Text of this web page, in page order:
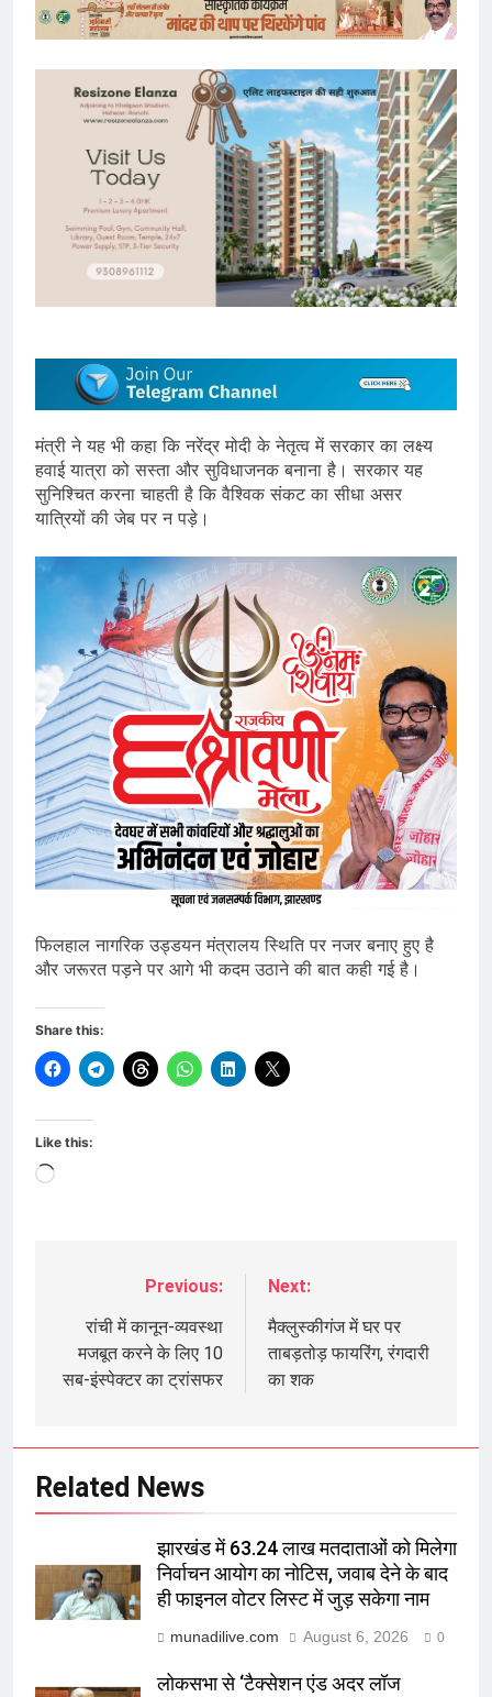
मंत्री ने यह भी कहा कि नरेंद्र मोदी के नेतृत्व में सरकार का लक्ष्य
हवाई यात्रा को सस्ता और सुविधाजनक बनाना है। सरकार यह
सुनिश्चित करना चाहती है कि वैश्विक संकट का सीधा असर
यात्रियों की जेब पर न पड़े।
फिलहाल नागरिक उड्डयन मंत्रालय स्थिति पर नजर बनाए हुए है
और जरूरत पड़ने पर आगे भी कदम उठाने की बात कही गई है।
Share this:
Like this:
Loading…
navigation
Previous:
रांची में कानून-व्यवस्था
मजबूत करने के लिए 10
सब-इंस्पेक्टर का ट्रांसफर
Next:
मैक्लुस्कीगंज में घर पर
ताबड़तोड़ फायरिंग, रंगदारी
का शक
Related News
झारखंड में 63.24 लाख मतदाताओं को मिलेगा
निर्वाचन आयोग का नोटिस, जवाब देने के बाद
ही फाइनल वोटर लिस्ट में जुड़ सकेगा नाम
munadilive.com August 6, 2026 0
लोकसभा से ‘टैक्सेशन एंड अदर लॉज